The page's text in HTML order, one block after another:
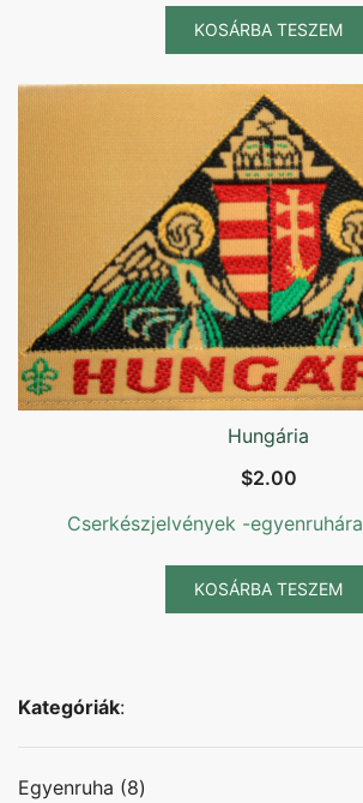
KOSÁRBA TESZEM
Hungária
$2.00
Cserkészjelvények -egyenruhára
KOSÁRBA TESZEM
Kategóriák:
Egyenruha 88